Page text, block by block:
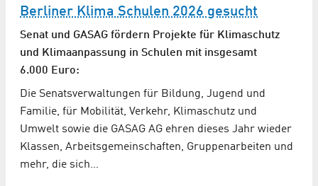
Berliner Klima Schulen 2026 gesucht
Senat und GASAG fördern Projekte für Klimaschutz
und Klimaanpassung in Schulen mit insgesamt
6.000 Euro:
Die Senatsverwaltungen für Bildung, Jugend und
Familie, für Mobilität, Verkehr, Klimaschutz und
Umwelt sowie die GASAG AG ehren dieses Jahr wieder
Klassen, Arbeits­gemeinschaften, Gruppenarbeiten und
mehr, die sich…